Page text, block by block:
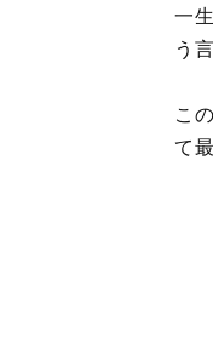
一
う
こ
て